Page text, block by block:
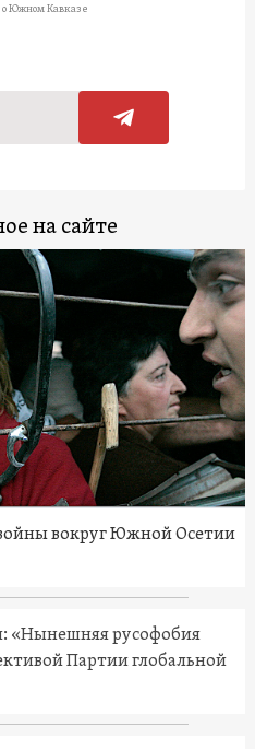
о Южном Кавказе
на сайте
вокруг Южной Осетии
«Нынешняя русофобия
Партии глобальной